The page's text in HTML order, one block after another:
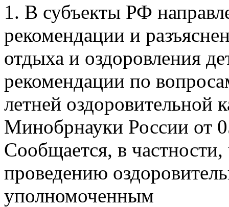
1. В субъекты РФ
рекомендации и
отдыха и оздоровления
рекомендации по
летней оздоровительной
Минобрнауки России от
Сообщается, в
проведению
уполномоченным